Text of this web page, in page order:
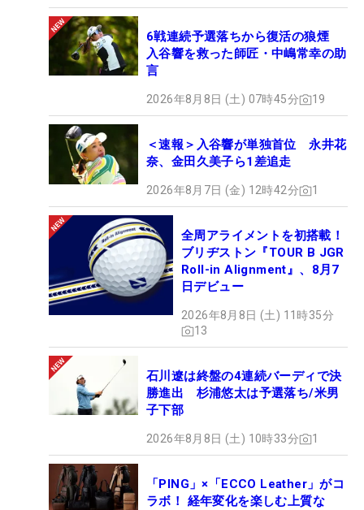
6戦連続予選落ちから復活の狼煙
入谷響を救った師匠・中嶋常幸の助
言
2026年8月8日 (土) 07時45分 19
＜速報＞入谷響が単独首位 永井花
奈、金田久美子ら1差追走
2026年8月7日 (金) 12時42分 1
全周アライメントを初搭載！
ブリヂストン『TOUR B JGR
Roll-in Alignment』、8月7
日デビュー
2026年8月8日 (土) 11時35分
13
石川遼は終盤の4連続バーディで決
勝進出 杉浦悠太は予選落ち/米男
子下部
2026年8月8日 (土) 10時33分 1
「PING」×「ECCO Leather」がコ
ラボ！ 経年変化を楽しむ上質な